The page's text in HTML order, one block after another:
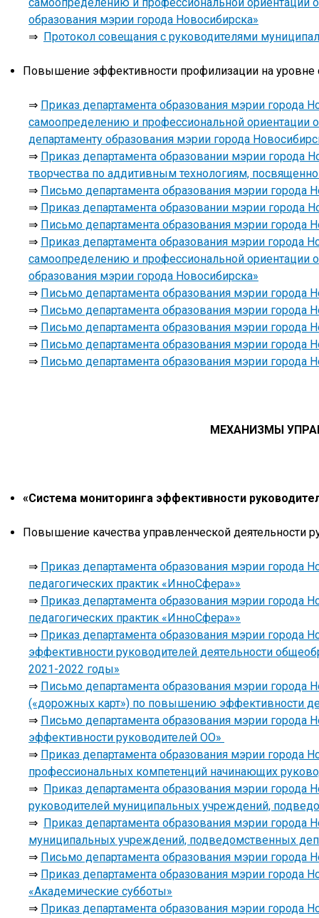
образования мэрии города Новосибирска»
⇒ Протокол совещания с руководителями
Повышение эффективности профилизации на уровне
⇒ Приказ департамента образования мэрии города
самоопределению и профессиональной ориентации
департаменту образования мэрии города
⇒ Приказ департамента образовании мэрии города
творчества по аддитивным технологиям,
⇒ Письмо департамента образования мэрии города
⇒ Приказ департамента образовании мэрии города
⇒ Письмо департамента образования мэрии города
⇒ Приказ департамента образования мэрии города
самоопределению и профессиональной ориентации
образования мэрии города Новосибирска»
⇒ Письмо департамента образования мэрии города
⇒ Письмо департамента образования мэрии города
⇒ Письмо департамента образования мэрии города
⇒ Письмо департамента образования мэрии города
⇒ Письмо департамента образования мэрии
МЕХАНИЗМЫ
«Система мониторинга эффективности
Повышение качества управленческой деятельности
⇒ Приказ департамента образования мэрии города
педагогических практик «ИнноСфера»»
⇒ Приказ департамента образования мэрии города
педагогических практик «ИнноСфера»»
⇒ Приказ департамента образования мэрии города
эффективности руководителей деятельности
2021-2022 годы»
⇒ Письмо департамента образования мэрии
(«дорожных карт») по повышению эффективности
⇒ Письмо департамента образования мэрии города
эффективности руководителей ОО»
⇒ Приказ департамента образования мэрии города
профессиональных компетенций начинающих
⇒ Приказ департамента образования мэрии
руководителей муниципальных учреждений,
⇒ Приказ департамента образования мэрии города
муниципальных учреждений, подведомственных
⇒ Письмо департамента образования мэрии города
⇒ Приказ департамента образования мэрии города
«Академические субботы»
⇒ Приказ департамента образования мэрии города